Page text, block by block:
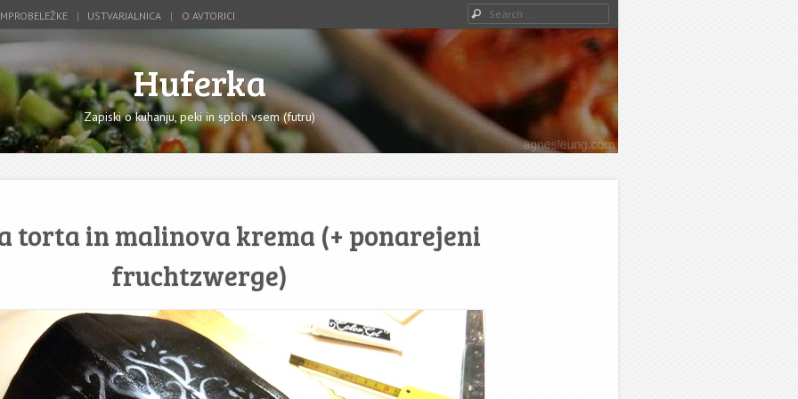
USTVARJALNICA O AVTORICI Search
Huferka
Zapiski o kuhanju, peki in sploh vsem (futru)
torta in malinova krema (+ ponarejeni
fruchtzwerge)